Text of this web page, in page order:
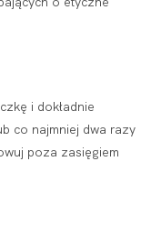
i dokładnie
co najmniej dwa razy
poza zasięgiem